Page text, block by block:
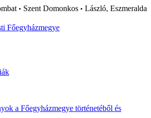
• Szent Domonkos • László, Eszmeralda
a Főegyházmegye történetéből és